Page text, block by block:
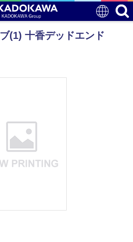
(1) 十香デッドエンド